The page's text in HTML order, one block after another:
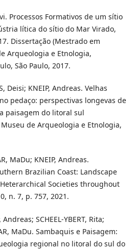
Processos Formativos de um sítio
lítica do sítio do Mar Virado,
Dissertação (Mestrado em
Arqueologia e Etnologia,
São Paulo, 2017.
Deisi; KNEIP, Andreas. Velhas
pedaço: perspectivas longevas de
paisagem do litoral sul
de Arqueologia e Etnologia,
MaDu; KNEIP, Andreas.
Brazilian Coast: Landscape
Societies throughout
n. 7, p. 757, 2021.
SCHEEL-YBERT, Rita;
MaDu. Sambaquis e Paisagem:
regional no litoral do sul do